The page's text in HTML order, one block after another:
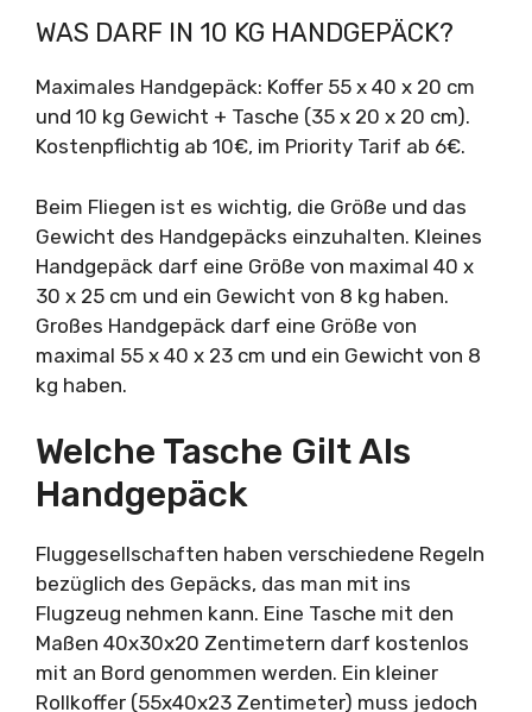
WAS DARF IN 10 KG HANDGEPÄCK?
Maximales Handgepäck: Koffer 55 x 40 x 20 cm
und 10 kg Gewicht + Tasche (35 x 20 x 20 cm).
Kostenpflichtig ab 10€, im Priority Tarif ab 6€.
Beim Fliegen ist es wichtig, die Größe und das
Gewicht des Handgepäcks einzuhalten. Kleines
Handgepäck darf eine Größe von maximal 40 x
30 x 25 cm und ein Gewicht von 8 kg haben.
Großes Handgepäck darf eine Größe von
maximal 55 x 40 x 23 cm und ein Gewicht von 8
kg haben.
Welche Tasche Gilt Als
Handgepäck
Fluggesellschaften haben verschiedene Regeln
bezüglich des Gepäcks, das man mit ins
Flugzeug nehmen kann. Eine Tasche mit den
Maßen 40x30x20 Zentimetern darf kostenlos
mit an Bord genommen werden. Ein kleiner
Rollkoffer (55x40x23 Zentimeter) muss jedoch